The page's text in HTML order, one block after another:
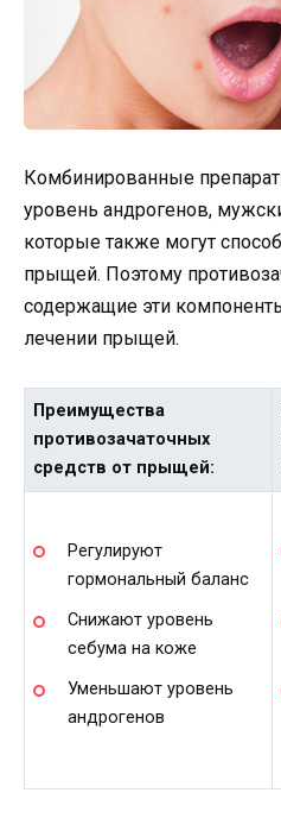
Комбинированные
уровень андрогенов,
которые также могут
прыщей. Поэтому
содержащие эти
лечении прыщей.
Преимущества
противозачаточных
средств от прыщей:
Регулируют
гормональный баланс
Снижают уровень
себума на коже
Уменьшают уровень
андрогенов